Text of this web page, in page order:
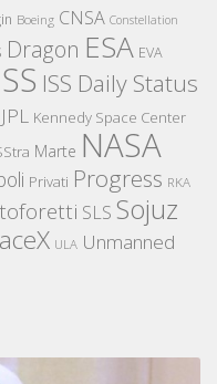
Boeing CNSA Constellation
Dragon ESA EVA
ISS Daily Status
JPL Kennedy Space Center
Marte NASA
Privati Progress RKA
SLS Sojuz
ULA Unmanned